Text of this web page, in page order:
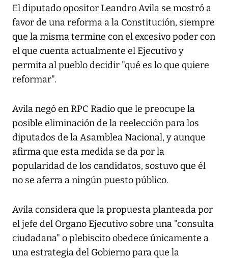
El diputado opositor Leandro Avila se mostró a
favor de una reforma a la Constitución, siempre
que la misma termine con el excesivo poder con
el que cuenta actualmente el Ejecutivo y
permita al pueblo decidir "qué es lo que quiere
reformar".
Avila negó en RPC Radio que le preocupe la
posible eliminación de la reelección para los
diputados de la Asamblea Nacional, y aunque
afirma que esta medida se da por la
popularidad de los candidatos, sostuvo que él
no se aferra a ningún puesto público.
Avila considera que la propuesta planteada por
el jefe del Organo Ejecutivo sobre una "consulta
ciudadana" o plebiscito obedece únicamente a
una estrategia del Gobierno para que la